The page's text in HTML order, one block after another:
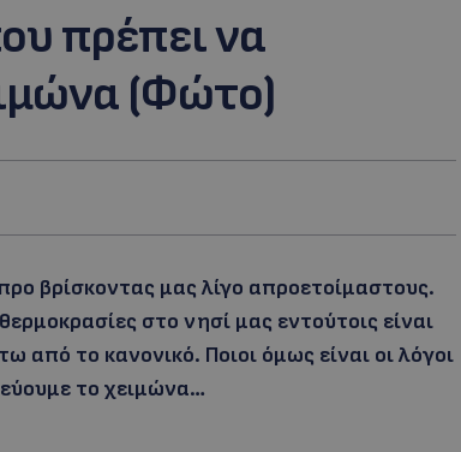
πρέπει να
(Φώτο)
βρίσκοντας μας λίγο απροετοίμαστους.
στο νησί μας εντούτοις είναι
από το κανονικό. Ποιοι όμως είναι οι λόγοι
το χειμώνα…